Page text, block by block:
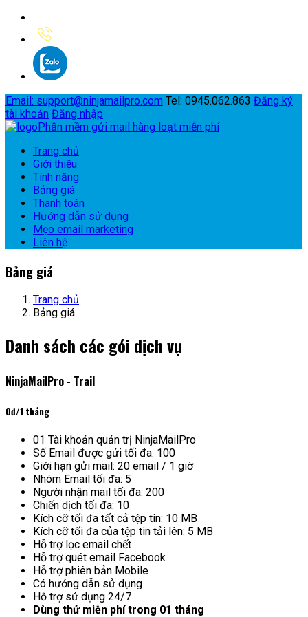
Email: support@ninjamailpro.com Tel: 0945.062.863 Đăng ký
tài khoản Đăng nhập
Phần mềm gửi mail hàng loạt miễn phí
Trang chủ
Giới thiệu
Tính năng
Bảng giá
Thanh toán
Hướng dẫn sử dụng
Mẹo email marketing
Liên hệ
Bảng giá
Trang chủ
Bảng giá
Danh sách các gói dịch vụ
NinjaMailPro - Trail
0đ/1 tháng
01 Tài khoản quản trị NinjaMailPro
Số Email được gửi tối đa: 100
Giới hạn gửi mail: 20 email / 1 giờ
Nhóm Email tối đa: 5
Người nhận mail tối đa: 200
Chiến dịch tối đa: 10
Kích cỡ tối đa tất cả tệp tin: 10 MB
Kích cỡ tối đa của tệp tin tải lên: 5 MB
Hỗ trợ lọc email chết
Hỗ trợ quét email Facebook
Hỗ trợ phiên bản Mobile
Có hướng dẫn sử dụng
Hỗ trợ sử dụng 24/7
Dùng thử miễn phí trong 01 tháng